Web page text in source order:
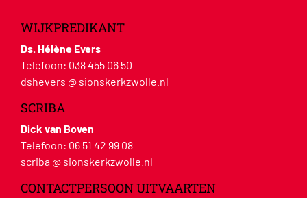
WIJKPREDIKANT
Ds. Hélène Evers
Telefoon: 038 455 06 50
dshevers @ sionskerkzwolle.nl
SCRIBA
Dick van Boven
Telefoon: 06 51 42 99 08
scriba @ sionskerkzwolle.nl
CONTACTPERSOON UITVAARTEN